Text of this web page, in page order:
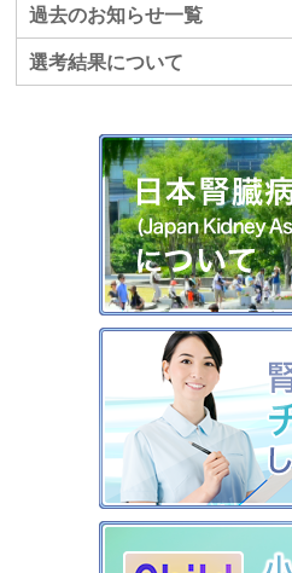
過去のお知らせ一覧
選考結果について